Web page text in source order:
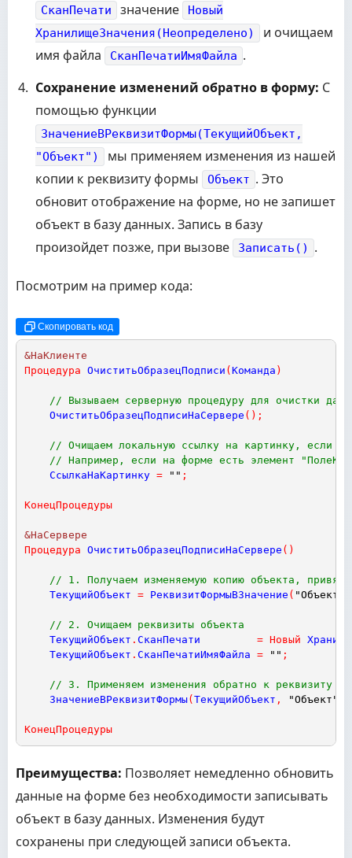
СканПечати значение
Новый
ХранилищеЗначения(Неопределено)
и очищаем
имя файла
СканПечатиИмяФайла .
Сохранение изменений обратно в форму: С
помощью функции
ЗначениеВРеквизитФормы(ТекущийОбъект,
"Объект")
мы применяем изменения из нашей
копии к реквизиту формы
Объект . Это
обновит отображение на форме, но не запишет
объект в базу данных. Запись в базу
произойдет позже, при вызове
Записать() .
Посмотрим на пример кода:
Скопировать код
&НаКлиенте
Процедура ОчиститьОбразецПодписи ( Команда )
// Вызываем серверную процедуру для очистки
ОчиститьОбразецПодписиНаСервере ( ) ;
// Очищаем локальную ссылку на картинку, если
// Например, если на форме есть элемент
СсылкаНаКартинку = "" ;
КонецПроцедуры
&НаСервере
Процедура ОчиститьОбразецПодписиНаСервере ( )
// 1. Получаем изменяемую копию объекта,
ТекущийОбъект = РеквизитФормыВЗначение ( "Объект"
// 2. Очищаем реквизиты объекта
ТекущийОбъект . СканПечати = Новый
ТекущийОбъект . СканПечатиИмяФайла = "" ;
// 3. Применяем изменения обратно к реквизиту
ЗначениеВРеквизитФормы( ТекущийОбъект , "Объект"
КонецПроцедуры
Преимущества: Позволяет немедленно обновить
данные на форме без необходимости записывать
объект в базу данных. Изменения будут
сохранены при следующей записи объекта.